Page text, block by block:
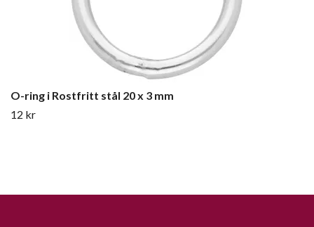
O-ring i Rostfritt stål 20 x 3 mm
12 kr